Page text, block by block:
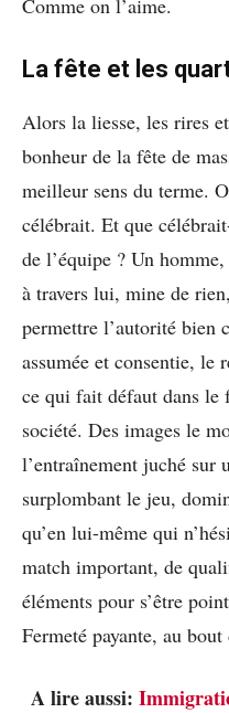
La fête et les
Alors la liesse, les rires
bonheur de la fête de
meilleur sens du terme.
célébrait. Et que
de l’équipe ? Un
à travers lui, mine de
permettre l’autorité bien
assumée et consentie, le
ce qui fait défaut dans le
société. Des images le
l’entraînement juché sur
surplombant le jeu,
qu’en lui-même qui
match important, de
éléments pour s’être
Fermeté payante, au
A lire aussi: